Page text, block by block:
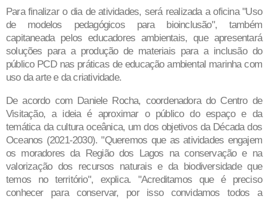
Para finalizar o dia de atividades, será realizada a oficina "Uso
de modelos pedagógicos para bioinclusão", também
capitaneada pelos educadores ambientais, que apresentará
soluções para a produção de materiais para a inclusão do
público PCD nas práticas de educação ambiental marinha com
uso da arte e da criatividade.
De acordo com Daniele Rocha, coordenadora do Centro de
Visitação, a ideia é aproximar o público do espaço e da
temática da cultura oceânica, um dos objetivos da Década dos
Oceanos (2021-2030). "Queremos que as atividades engajem
os moradores da Região dos Lagos na conservação e na
valorização dos recursos naturais e da biodiversidade que
temos no território", explica. "Acreditamos que é preciso
conhecer para conservar, por isso convidamos todos a